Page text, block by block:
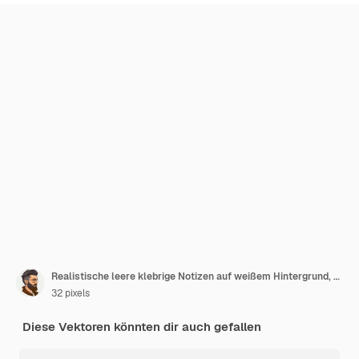
Realistische leere klebrige Notizen auf weißem Hintergrund, farbenfrohe Blätter Notizpapier mit rotem Farbton
32 pixels
Diese Vektoren könnten dir auch gefallen